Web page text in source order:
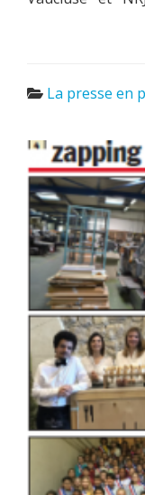
La presse en